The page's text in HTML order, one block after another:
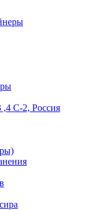
С-2, Россия